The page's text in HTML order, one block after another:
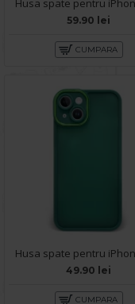
59.90 lei
CUMPARA
49.90 lei
CUMPARA